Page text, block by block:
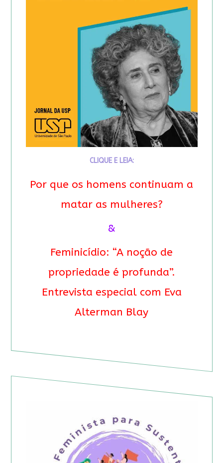
CLIQUE E LEIA:
Por que os homens continuam a
matar as mulheres?
&
Feminicídio: “A noção de
propriedade é profunda”.
Entrevista especial com Eva
Alterman Blay